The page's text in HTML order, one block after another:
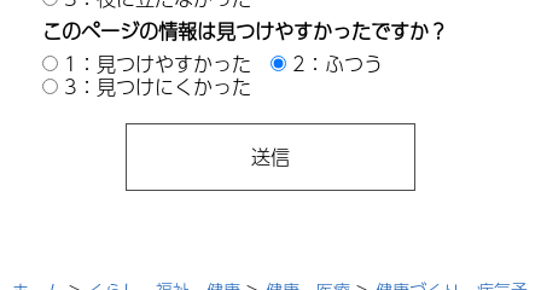
このページの情報は見つけやすかったですか？
1：見つけやすかった
2：ふつう
3：見つけにくかった